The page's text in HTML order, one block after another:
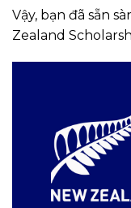
Vậy, bạn đã sẵn
Zealand